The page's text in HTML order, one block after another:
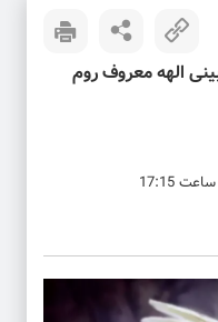
| پیش بینی الهه معروف روم